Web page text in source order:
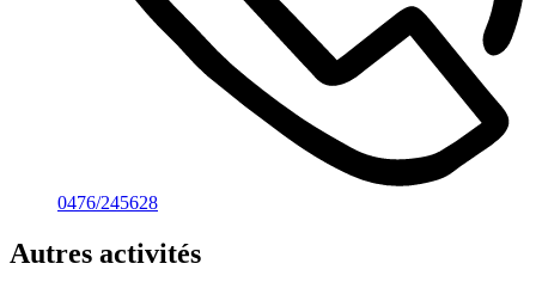
0476/245628
Autres activités